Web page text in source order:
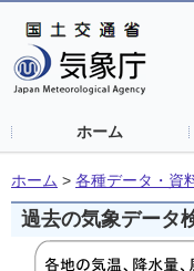
ホーム
ホーム > 各種データ・資
過去の気象データ